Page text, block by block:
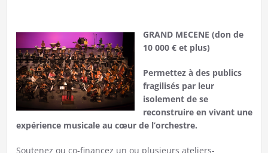
GRAND MECENE (don de
10 000 € et plus)
Permettez à des publics
fragilisés par leur
isolement de se
reconstruire en vivant une
expérience musicale au cœur de l’orchestre.
Soutenez ou co-financez un ou plusieurs ateliers-